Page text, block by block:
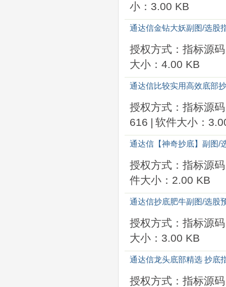
小：3.00 KB
通达信金钻大妖副图/选股
授权方式：指标源码
大小：4.00 KB
通达信比较实用高效底部
授权方式：指标源码
616 | 软件大小：
通达信【神奇抄底】副图/
授权方式：指标源码
件大小：2.00 KB
通达信抄底肥牛副图/选股
授权方式：指标源码
大小：3.00 KB
通达信龙头底部精选 抄底
授权方式：指标源码